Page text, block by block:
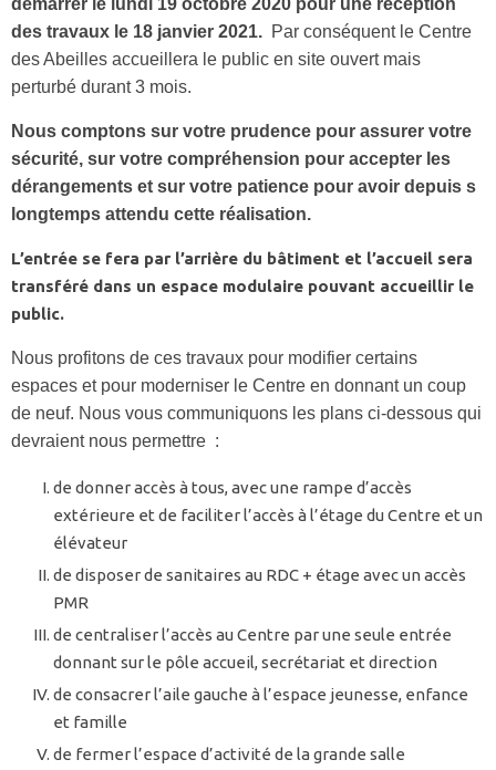
démarrer le lundi 19 octobre 2020 pour une réception
des travaux le 18 janvier 2021. Par conséquent le Centre
des Abeilles accueillera le public en site ouvert mais
perturbé durant 3 mois.
Nous comptons sur votre prudence pour assurer votre
sécurité, sur votre compréhension pour accepter les
dérangements et sur votre patience pour avoir depuis s
longtemps attendu cette réalisation.
L’entrée se fera par l’arrière du bâtiment et l’accueil sera
transféré dans un espace modulaire pouvant accueillir le
public.
Nous profitons de ces travaux pour modifier certains
espaces et pour moderniser le Centre en donnant un coup
de neuf. Nous vous communiquons les plans ci-dessous qui
devraient nous permettre :
de donner accès à tous, avec une rampe d’accès
extérieure et de faciliter l’accès à l’étage du Centre et un
élévateur
de disposer de sanitaires au RDC + étage avec un accès
PMR
de centraliser l’accès au Centre par une seule entrée
donnant sur le pôle accueil, secrétariat et direction
de consacrer l’aile gauche à l’espace jeunesse, enfance
et famille
de fermer l’espace d’activité de la grande salle